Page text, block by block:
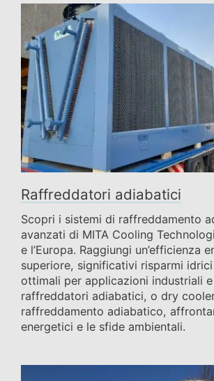
Raffreddatori adiabatici
Scopri i sistemi di raffreddamento
avanzati di MITA Cooling
e l’Europa. Raggiungi un’efficienza
superiore, significativi risparmi
ottimali per applicazioni industriali e
raffreddatori adiabatici, o dry
raffreddamento adiabatico,
energetici e le sfide ambientali.